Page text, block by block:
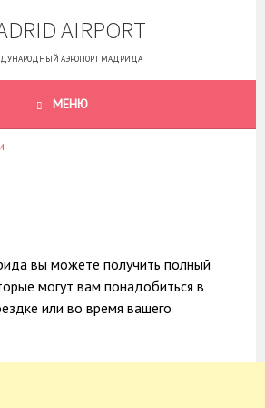
AIRPORT
АЭРОПОРТ МАДРИДА
МЕНЮ
вы можете получить полный
могут вам понадобиться в
или во время вашего